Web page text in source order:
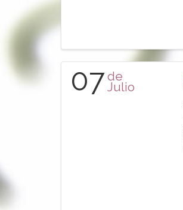
07de
Julio